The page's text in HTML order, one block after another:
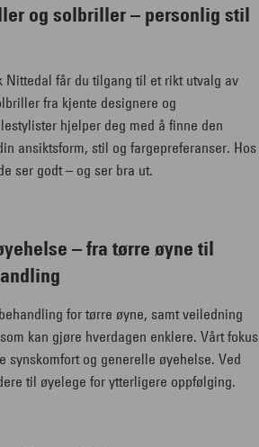
og solbriller – personlig stil
Nittedal får du tilgang til et rikt utvalg av
fra kjente designere og
hjelper deg med å finne den
ansiktsform, stil og fargepreferanser. Hos
ser godt – og ser bra ut.
– fra tørre øyne til
for tørre øyne, samt veiledning
kan gjøre hverdagen enklere. Vårt fokus
synskomfort og generelle øyehelse. Ved
til øyelege for ytterligere oppfølging.